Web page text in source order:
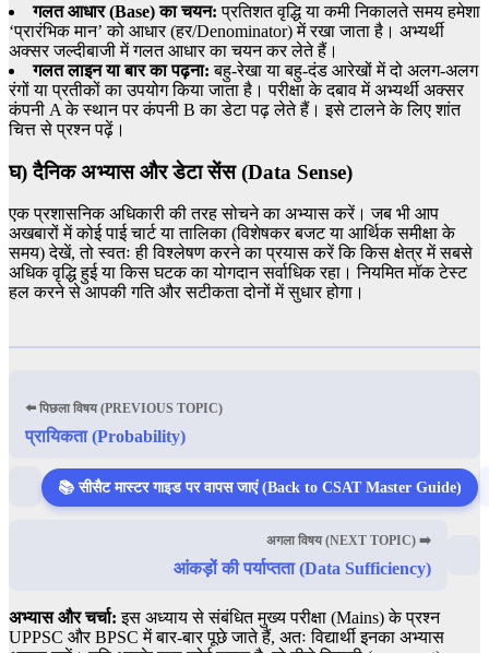
गलत आधार (Base) का चयन: प्रतिशत वृद्धि या कमी निकालते समय हमेशा
‘प्रारंभिक मान’ को आधार (हर/Denominator) में रखा जाता है। अभ्यर्थी
अक्सर जल्दीबाजी में गलत आधार का चयन कर लेते हैं।
गलत लाइन या बार का पढ़ना: बहु-रेखा या बहु-दंड आरेखों में दो अलग-अलग
रंगों या प्रतीकों का उपयोग किया जाता है। परीक्षा के दबाव में अभ्यर्थी अक्सर
कंपनी A के स्थान पर कंपनी B का डेटा पढ़ लेते हैं। इसे टालने के लिए शांत
चित्त से प्रश्न पढ़ें।
घ) दैनिक अभ्यास और डेटा सेंस (Data Sense)
एक प्रशासनिक अधिकारी की तरह सोचने का अभ्यास करें। जब भी आप
अखबारों में कोई पाई चार्ट या तालिका (विशेषकर बजट या आर्थिक समीक्षा के
समय) देखें, तो स्वतः ही विश्लेषण करने का प्रयास करें कि किस क्षेत्र में सबसे
अधिक वृद्धि हुई या किस घटक का योगदान सर्वाधिक रहा। नियमित मॉक टेस्ट
हल करने से आपकी गति और सटीकता दोनों में सुधार होगा।
⬅️ पिछला विषय (PREVIOUS TOPIC)
प्रायिकता (Probability)
📚 सीसैट मास्टर गाइड पर वापस जाएं (Back to CSAT Master Guide)
अगला विषय (NEXT TOPIC) ➡️
आंकड़ों की पर्याप्तता (Data Sufficiency)
अभ्यास और चर्चा: इस अध्याय से संबंधित मुख्य परीक्षा (Mains) के प्रश्न
UPPSC और BPSC में बार-बार पूछे जाते हैं, अतः विद्यार्थी इनका अभ्यास